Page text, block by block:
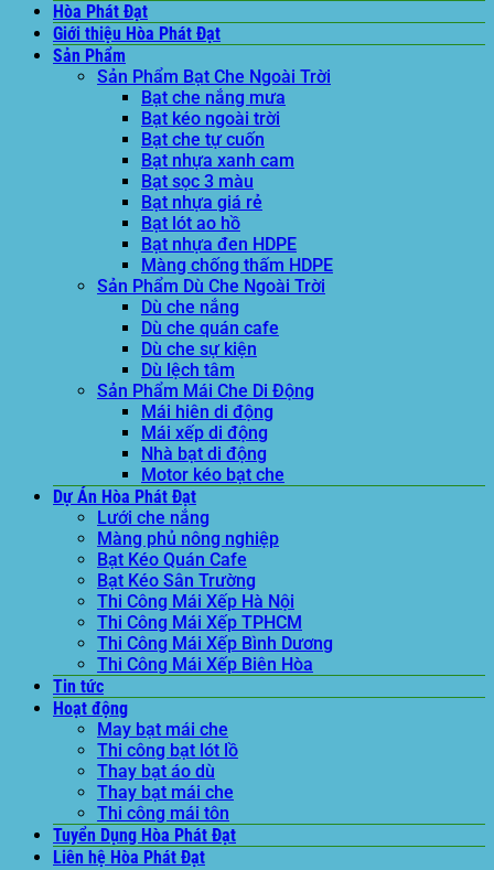
Hòa Phát Đạt
Giới thiệu Hòa Phát Đạt
Sản Phẩm
Sản Phẩm Bạt Che Ngoài Trời
Bạt che nắng mưa
Bạt kéo ngoài trời
Bạt che tự cuốn
Bạt nhựa xanh cam
Bạt sọc 3 màu
Bạt nhựa giá rẻ
Bạt lót ao hồ
Bạt nhựa đen HDPE
Màng chống thấm HDPE
Sản Phẩm Dù Che Ngoài Trời
Dù che nắng
Dù che quán cafe
Dù che sự kiện
Dù lệch tâm
Sản Phẩm Mái Che Di Động
Mái hiên di động
Mái xếp di động
Nhà bạt di động
Motor kéo bạt che
Dự Án Hòa Phát Đạt
Lưới che nắng
Màng phủ nông nghiệp
Bạt Kéo Quán Cafe
Bạt Kéo Sân Trường
Thi Công Mái Xếp Hà Nội
Thi Công Mái Xếp TPHCM
Thi Công Mái Xếp Bình Dương
Thi Công Mái Xếp Biên Hòa
Tin tức
Hoạt động
May bạt mái che
Thi công bạt lót lồ
Thay bạt áo dù
Thay bạt mái che
Thi công mái tôn
Tuyển Dụng Hòa Phát Đạt
Liên hệ Hòa Phát Đạt